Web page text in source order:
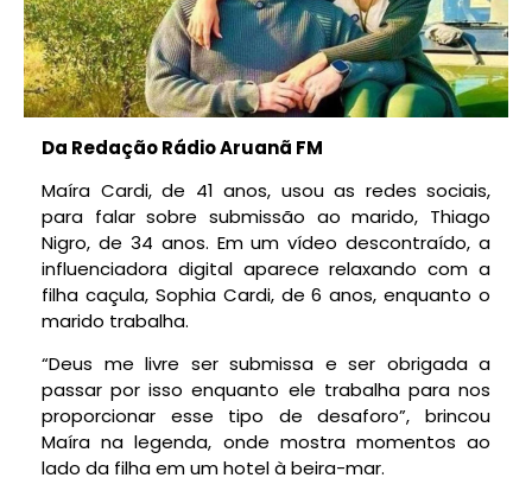
Da Redação Rádio Aruanã FM
Maíra Cardi, de 41 anos, usou as redes sociais,
para falar sobre submissão ao marido, Thiago
Nigro, de 34 anos. Em um vídeo descontraído, a
influenciadora digital aparece relaxando com a
filha caçula, Sophia Cardi, de 6 anos, enquanto o
marido trabalha.
“Deus me livre ser submissa e ser obrigada a
passar por isso enquanto ele trabalha para nos
proporcionar esse tipo de desaforo”, brincou
Maíra na legenda, onde mostra momentos ao
lado da filha em um hotel à beira-mar.